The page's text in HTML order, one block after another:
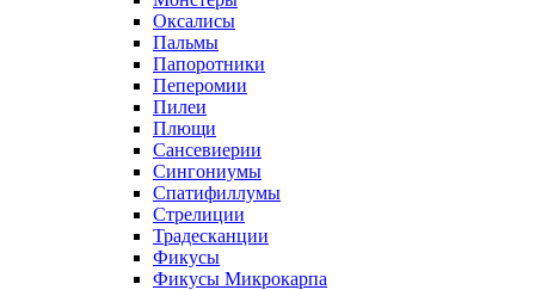
Оксалисы
Пальмы
Папоротники
Пеперомии
Пилеи
Плющи
Сансевиерии
Сингониумы
Спатифиллумы
Стрелиции
Традесканции
Фикусы
Фикусы Микрокарпа